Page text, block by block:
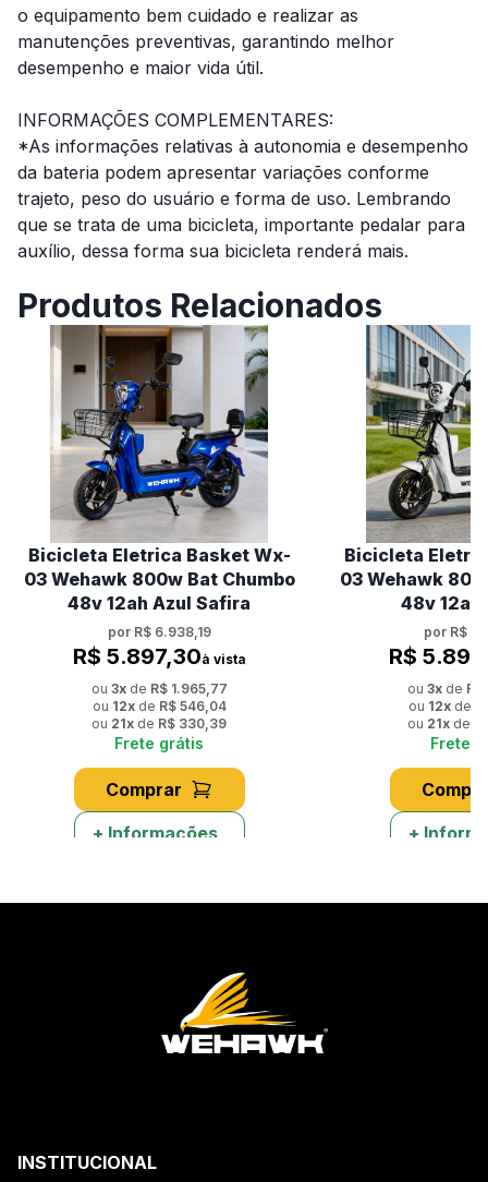
o equipamento bem cuidado e realizar as
manutenções preventivas, garantindo melhor
desempenho e maior vida útil.
INFORMAÇÕES COMPLEMENTARES:
*As informações relativas à autonomia e desempenho
da bateria podem apresentar variações conforme
trajeto, peso do usuário e forma de uso. Lembrando
que se trata de uma bicicleta, importante pedalar para
auxílio, dessa forma sua bicicleta renderá mais.
Produtos Relacionados
Bicicleta Eletrica Basket Wx-
03 Wehawk 800w Bat Chumbo
48v 12ah Azul Safira
por R$ 6.938,19
R$ 5.897,30à vista
ou 3xde R$ 1.965,77
ou 12xde R$ 546,04
ou 21x de R$ 330,39
Frete grátis
Comprar
+ Informações
Bicicleta
03 Wehawk
48v 12ah
por R$
R$
ou 3xde R$
ou 12xde
ou 21x de
Frete
+
INSTITUCIONAL